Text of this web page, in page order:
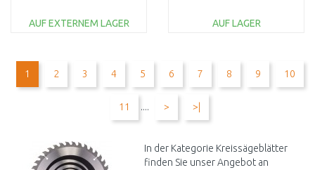
AUF EXTERNEM LAGER
AUF LAGER
1 2 3 4 5 6 7 8 9 10
11 .... > >|
In der Kategorie Kreissägeblätter
finden Sie unser Angebot an